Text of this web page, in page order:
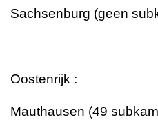
Sachsenburg (geen
Oostenrijk :
Mauthausen (49